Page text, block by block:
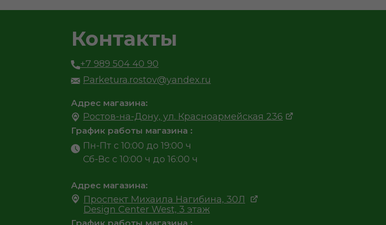
Контакты
График работы магазина :
+7 989 504 40 90
Parketura.rostov@yandex.ru
Ростов-на-Дону, ул. Красноармейская 236
Пн-Пт с 10:00 до 19:00 ч
Сб-Вс с 10:00 ч до 16:00 ч
Проспект Михаила Нагибина, 30Л
Design Center West, 3 этаж
График работы магазина :
Адрес магазина:
Адрес магазина: